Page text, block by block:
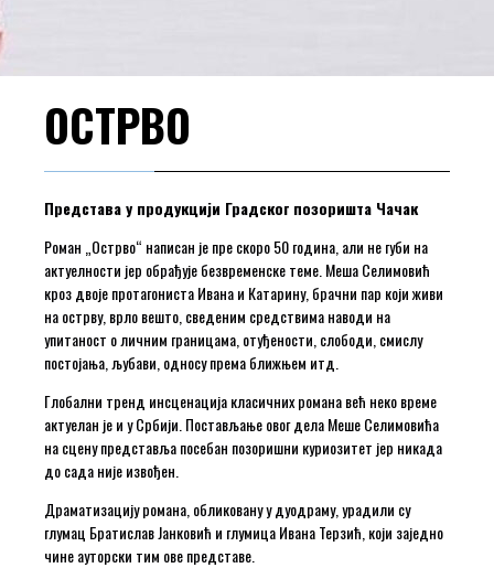
ОСТРВО
Представа у продукцији Градског позоришта Чачак
Роман „Острво“ написан је пре скоро 50 година, али не губи на
актуелности јер обрађује безвременске теме. Меша Селимовић
кроз двоје протагониста Ивана и Катарину, брачни пар који живи
на острву, врло вешто, сведеним средствима наводи на
упитаност о личним границама, отуђености, слободи, смислу
постојања, љубави, односу према ближњем итд.
Глобални тренд инсценација класичних романа већ неко време
актуелан је и у Србији. Постављање овог дела Меше Селимовића
на сцену представља посебан позоришни куриозитет јер никада
до сада није извођен.
Драматизацију романа, обликовану у дуодраму, урадили су
глумац Братислав Јанковић и глумица Ивана Терзић, који заједно
чине ауторски тим ове представе.